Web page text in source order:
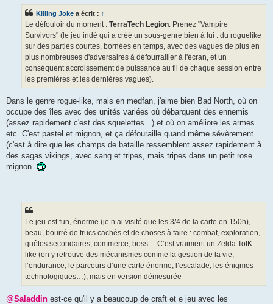
Killing Joke a écrit : ↑
Le défouloir du moment : TerraTech Legion . Prenez "Vampire
Survivors" (le jeu indé qui a créé un sous-genre bien à lui : du roguelike
sur des parties courtes, bornées en temps, avec des vagues de plus en
plus nombreuses d'adversaires à défourrailler à l'écran, et un
conséquent accroissement de puissance au fil de chaque session entre
les premières et les dernières vagues).
Dans le genre rogue-like, mais en medfan, j'aime bien Bad North, où on
occupe des îles avec des unités variées où débarquent des ennemis
(assez rapidement c'est des squelettes...) et où on améliore les armes
etc. C'est pastel et mignon, et ça défouraille quand même sévèrement
(c'est à dire que les champs de bataille ressemblent assez rapidement à
des sagas vikings, avec sang et tripes, mais tripes dans un petit rose
mignon.
Le jeu est fun, énorme (je n’ai visité que les 3/4 de la carte en 150h),
beau, bourré de trucs cachés et de choses à faire : combat, exploration,
quêtes secondaires, commerce, boss… C’est vraiment un Zelda:TotK-
like (on y retrouve des mécanismes comme la gestion de la vie,
l’endurance, le parcours d’une carte énorme, l’escalade, les énigmes
technologiques…), mais en version démesurée
@Saladdin est-ce qu'il y a beaucoup de craft et e jeu avec les